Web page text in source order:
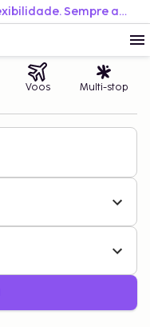
Reserve facilmente. Viaje com flexibilidade. Sempre ao melhor preço.
Voos Multi-stop